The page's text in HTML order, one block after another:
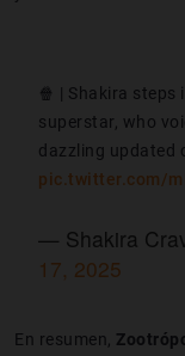
🍿 | Shakira steps
superstar, who
dazzling updated
pic.twitter.com/
— Shakira
17, 2025
En resumen,